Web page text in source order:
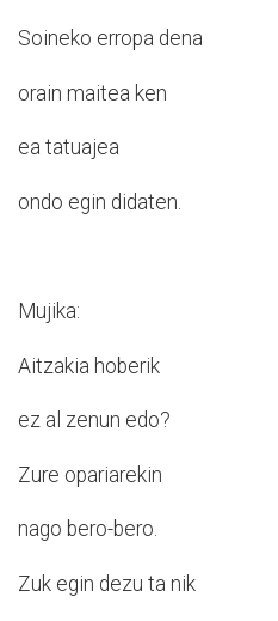
Soineko erropa dena
orain maitea ken
ea tatuajea
ondo egin didaten.
Mujika:
Aitzakia hoberik
ez al zenun edo?
Zure opariarekin
nago bero-bero.
Zuk egin dezu ta nik